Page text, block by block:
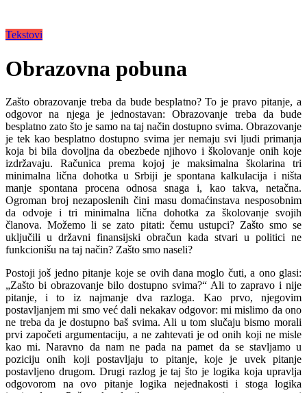
Tekstovi
Obrazovna pobuna
Zašto obrazovanje treba da bude besplatno? To je pravo pitanje, a
odgovor na njega je jednostavan: Obrazovanje treba da bude
besplatno zato što je samo na taj način dostupno svima. Obrazovanje
je tek kao besplatno dostupno svima jer nemaju svi ljudi primanja
koja bi bila dovoljna da obezbede njihovo i školovanje onih koje
izdržavaju. Računica prema kojoj je maksimalna školarina tri
minimalna lična dohotka u Srbiji je spontana kalkulacija i ništa
manje spontana procena odnosa snaga i, kao takva, netačna.
Ogroman broj nezaposlenih čini masu domaćinstava nesposobnim
da odvoje i tri minimalna lična dohotka za školovanje svojih
članova. Možemo li se zato pitati: čemu ustupci? Zašto smo se
uključili u državni finansijski obračun kada stvari u politici ne
funkcionišu na taj način? Zašto smo naseli?
Postoji još jedno pitanje koje se ovih dana moglo čuti, a ono glasi:
„Zašto bi obrazovanje bilo dostupno svima?“ Ali to zapravo i nije
pitanje, i to iz najmanje dva razloga. Kao prvo, njegovim
postavljanjem mi smo već dali nekakav odgovor: mi mislimo da ono
ne treba da je dostupno baš svima. Ali u tom slučaju bismo morali
prvi započeti argumentaciju, a ne zahtevati je od onih koji ne misle
kao mi. Naravno da nam ne pada na pamet da se stavljamo u
poziciju onih koji postavljaju to pitanje, koje je uvek pitanje
postavljeno drugom. Drugi razlog je taj što je logika koja upravlja
odgovorom na ovo pitanje logika nejednakosti i stoga logika